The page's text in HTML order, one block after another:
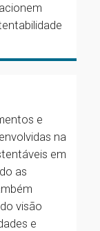
e
na
em
as
visão
e